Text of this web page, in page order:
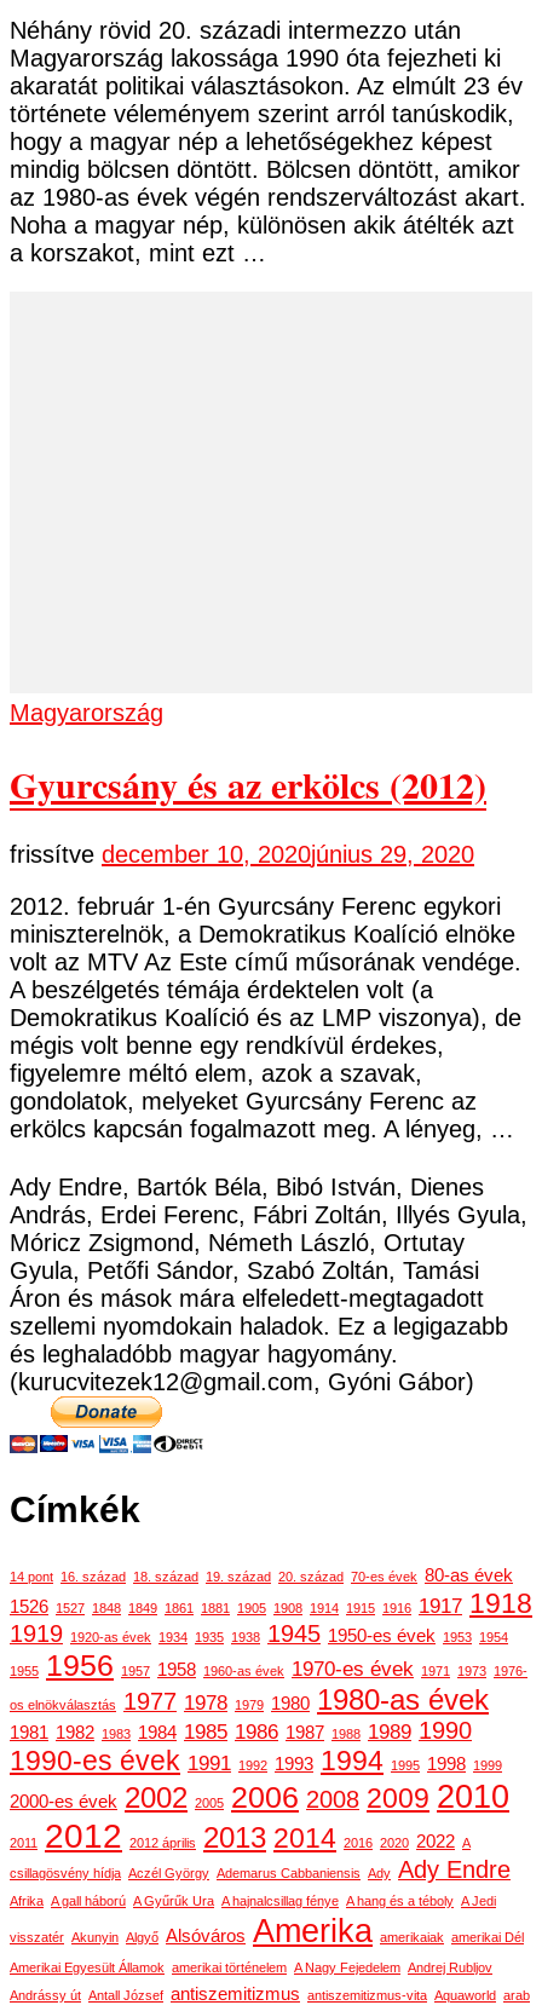
Néhány rövid 20. századi intermezzo után
Magyarország lakossága 1990 óta fejezheti ki
akaratát politikai választásokon. Az elmúlt 23 év
története véleményem szerint arról tanúskodik,
hogy a magyar nép a lehetőségekhez képest
mindig bölcsen döntött. Bölcsen döntött, amikor
az 1980-as évek végén rendszerváltozást akart.
Noha a magyar nép, különösen akik átélték azt
a korszakot, mint ezt …
Magyarország
Gyurcsány és az erkölcs (2012)
frissítve december 10, 2020június 29, 2020
2012. február 1-én Gyurcsány Ferenc egykori
miniszterelnök, a Demokratikus Koalíció elnöke
volt az MTV Az Este című műsorának vendége.
A beszélgetés témája érdektelen volt (a
Demokratikus Koalíció és az LMP viszonya), de
mégis volt benne egy rendkívül érdekes,
figyelemre méltó elem, azok a szavak,
gondolatok, melyeket Gyurcsány Ferenc az
erkölcs kapcsán fogalmazott meg. A lényeg, …
Ady Endre, Bartók Béla, Bibó István, Dienes
András, Erdei Ferenc, Fábri Zoltán, Illyés Gyula,
Móricz Zsigmond, Németh László, Ortutay
Gyula, Petőfi Sándor, Szabó Zoltán, Tamási
Áron és mások mára elfeledett-megtagadott
szellemi nyomdokain haladok. Ez a legigazabb
és leghaladóbb magyar hagyomány.
(kurucvitezek12@gmail.com, Gyóni Gábor)
Címkék
14 pont 16. század 18. század 19. század 20. század 70-es évek 80-as évek
1526 1527 1848 1849 1861 1881 1905 1908 1914 1915 1916 1917 1918
1919 1920-as évek 1934 1935 1938 1945 1950-es évek 1953 1954
1955 1956 1957 1958 1960-as évek 1970-es évek 1971 1973 1976-
os elnökválasztás 1977 1978 1979 1980 1980-as évek
1981 1982 1983 1984 1985 1986 1987 1988 1989 1990
1990-es évek 1991 1992 1993 1994 1995 1998 1999
2000-es évek 2002 2005 2006 2008 2009 2010
2011 2012 2012 április 2013 2014 2016 2020 2022 A
csillagösvény hídja Aczél György Ademarus Cabbaniensis Ady Ady Endre
Afrika A gall háború A Gyűrűk Ura A hajnalcsillag fénye A hang és a téboly A Jedi
visszatér Akunyin Algyő Alsóváros Amerika amerikaiak amerikai Dél
Amerikai Egyesült Államok amerikai történelem A Nagy Fejedelem Andrej Rubljov
Andrássy út Antall József antiszemitizmus antiszemitizmus-vita Aquaworld arab